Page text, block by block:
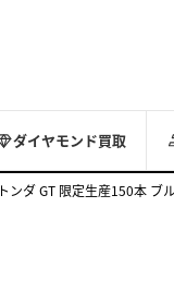
ダイヤモンド買取
トンダ GT 限定生産150本